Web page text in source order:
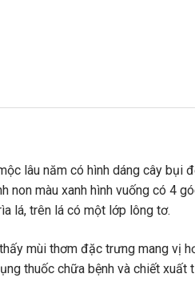
lâu năm có hình dáng cây bụi
non màu xanh hình vuống có 4
lá, trên lá có một lớp lông tơ.
mùi thơm đặc trưng mang vị
thuốc chữa bệnh và chiết xuất